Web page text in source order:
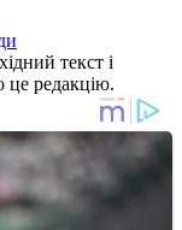
текст і
це редакцію.